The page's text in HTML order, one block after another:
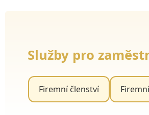
Služby pro
Firemní členství